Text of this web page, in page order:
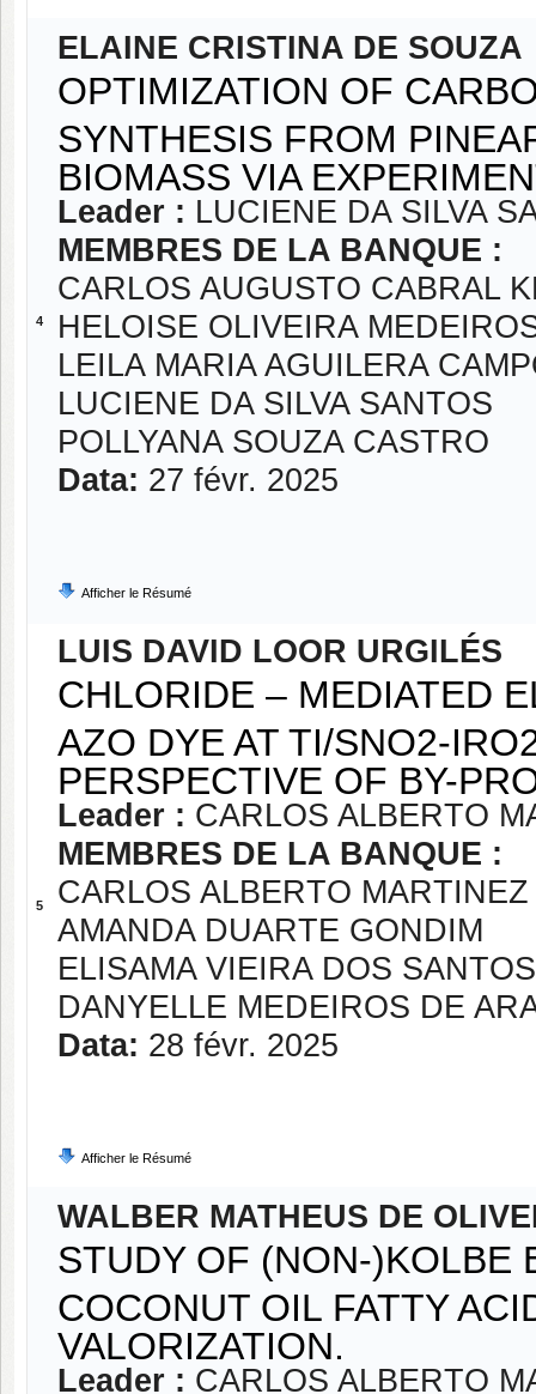
4
ELAINE CRISTINA DE SOUZA
OPTIMIZATION OF
SYNTHESIS FROM
BIOMASS VIA
Leader : LUCIENE DA SILVA
MEMBRES DE LA BANQUE :
CARLOS AUGUSTO CABRAL
HELOISE OLIVEIRA
LEILA MARIA AGUILERA
LUCIENE DA SILVA SANTOS
POLLYANA SOUZA CASTRO
Data: 27 févr. 2025
Afficher le Résumé
5
LUIS DAVID LOOR URGILÉS
CHLORIDE – MEDIATED
AZO DYE AT TI/SNO2-
PERSPECTIVE OF BY-
Leader : CARLOS ALBERTO
MEMBRES DE LA BANQUE :
CARLOS ALBERTO
AMANDA DUARTE GONDIM
ELISAMA VIEIRA DOS SANTOS
DANYELLE MEDEIROS DE
Data: 28 févr. 2025
Afficher le Résumé
WALBER MATHEUS DE
STUDY OF (NON-)KOLBE
COCONUT OIL FATTY
VALORIZATION.
Leader : CARLOS ALBERTO